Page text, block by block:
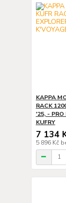
KAPPA
RACK
'25, - PRO
KUFRY
7 134
5 896 Kč